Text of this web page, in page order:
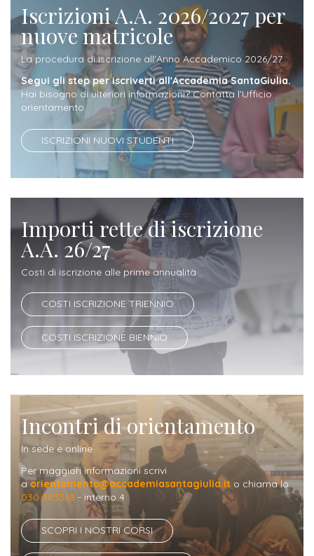
Iscrizioni A.A. 2026/2027 per
nuove matricole
La procedura di iscrizione all'Anno Accademico 2026/27
Segui gli step per iscriverti all'Accademia SantaGiulia.
Hai bisogno di ulteriori informazioni? Contatta l'Ufficio
orientamento.
ISCRIZIONI NUOVI STUDENTI
Importi rette di iscrizione
A.A. 26/27
Costi di iscrizione alle prime annualità
COSTI ISCRIZIONE TRIENNIO
COSTI ISCRIZIONE BIENNIO
Incontri di orientamento
In sede e online
Per maggiori informazioni scrivi
aorientamento@accademiasantagiulia.it o chiama lo
030 383368 - interno 4
SCOPRI I NOSTRI CORSI